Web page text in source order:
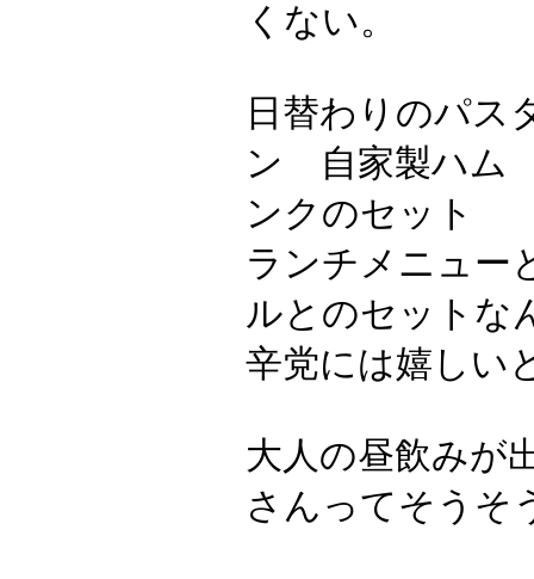
くない。
日替わりのパ
ン 自家製ハ
ンクのセット
ランチメニュー
ルとのセットな
辛党には嬉しい
大人の昼飲みが
さんってそうそ